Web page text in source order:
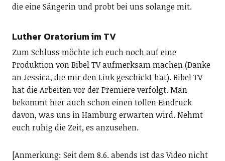
die eine Sängerin und probt bei uns solange mit.
Luther Oratorium im TV
Zum Schluss möchte ich euch noch auf eine
Produktion von Bibel TV aufmerksam machen (Danke
an Jessica, die mir den Link geschickt hat). Bibel TV
hat die Arbeiten vor der Premiere verfolgt. Man
bekommt hier auch schon einen tollen Eindruck
davon, was uns in Hamburg erwarten wird. Nehmt
euch ruhig die Zeit, es anzusehen.
[Anmerkung: Seit dem 8.6. abends ist das Video nicht